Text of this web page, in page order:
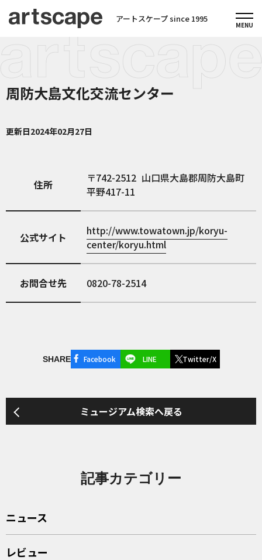
アートスケープ since 1995
周防大島文化交流センター
更新日2024年02月27日
住所 742-2512 山口県大島郡周防大島町
平野417-11
公式サイト
http://www.towatown.jp/koryu-
center/koryu.html
お問合せ先 0820-78-2514
SHARE Facebook LINE Twitter/X
ミュージアム検索へ戻る
記事カテゴリー
ニュース
レビュー